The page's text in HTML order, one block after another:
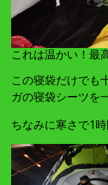
これは温かい！最
この寝袋だけでも
ガの寝袋シーツを
ちなみに寒さで1